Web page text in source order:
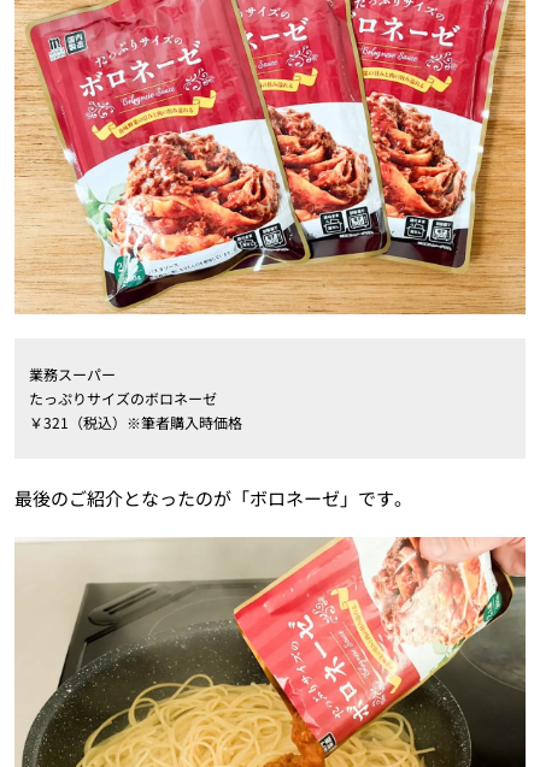
業務スーパー
たっぷりサイズのボロネーゼ
￥321（税込）※筆者購入時価格
最後のご紹介となったのが「ボロネーゼ」です。